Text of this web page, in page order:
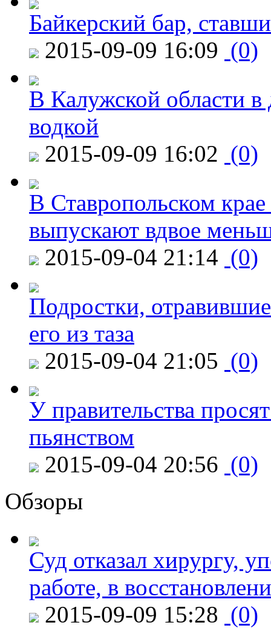
Байкерский бар,
2015-09-09 16:09 (0)
В Калужской области в
водкой
2015-09-09 16:02 (0)
В Ставропольском
выпускают вдвое
2015-09-04 21:14 (0)
Подростки,
его из таза
2015-09-04 21:05 (0)
У правительства
пьянством
2015-09-04 20:56 (0)
Обзоры
Суд отказал хирургу,
работе, в
2015-09-09 15:28 (0)